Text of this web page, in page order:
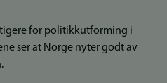
for politikkutforming i
ser at Norge nyter godt av